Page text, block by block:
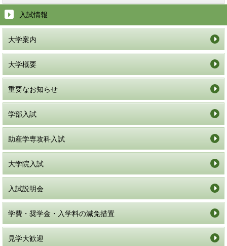
入試情報
大学案内
大学概要
重要なお知らせ
学部入試
助産学専攻科入試
大学院入試
入試説明会
学費・奨学金・入学料の減免措置
見学大歓迎